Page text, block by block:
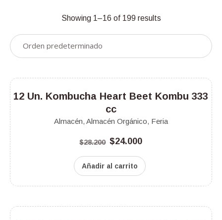
Showing 1–16 of 199 results
¡Oferta!
12 Un. Kombucha Heart Beet Kombu 333
cc
Almacén, Almacén Orgánico, Feria
$28.200 $24.000
Añadir al carrito